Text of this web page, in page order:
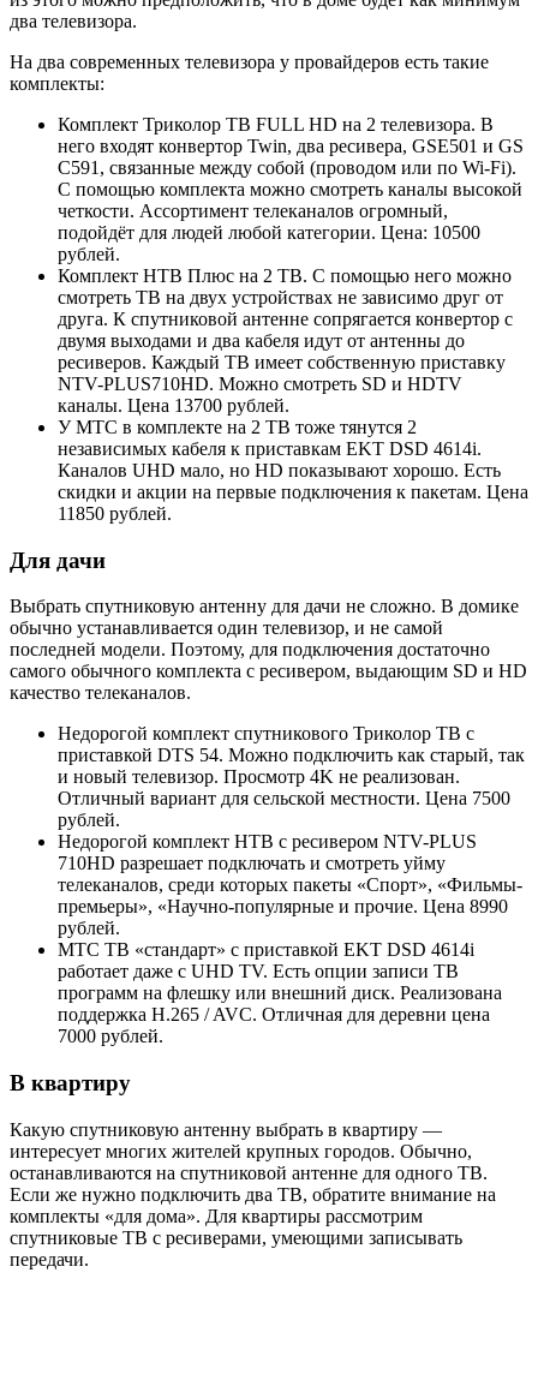
два телевизора.
На два современных телевизора у провайдеров есть такие
комплекты:
Комплект Триколор ТВ FULL HD на 2 телевизора. В
него входят конвертор Twin, два ресивера, GSE501 и GS
C591, связанные между собой (проводом или по Wi-Fi).
С помощью комплекта можно смотреть каналы высокой
четкости. Ассортимент телеканалов огромный,
подойдёт для людей любой категории. Цена: 10500
рублей.
Комплект НТВ Плюс на 2 ТВ. С помощью него можно
смотреть ТВ на двух устройствах не зависимо друг от
друга. К спутниковой антенне сопрягается конвертор с
двумя выходами и два кабеля идут от антенны до
ресиверов. Каждый ТВ имеет собственную приставку
NTV-PLUS710HD. Можно смотреть SD и HDTV
каналы. Цена 13700 рублей.
У МТС в комплекте на 2 ТВ тоже тянутся 2
независимых кабеля к приставкам EKT DSD 4614i.
Каналов UHD мало, но HD показывают хорошо. Есть
скидки и акции на первые подключения к пакетам. Цена
11850 рублей.
Для дачи
Выбрать спутниковую антенну для дачи не сложно. В домике
обычно устанавливается один телевизор, и не самой
последней модели. Поэтому, для подключения достаточно
самого обычного комплекта с ресивером, выдающим SD и HD
качество телеканалов.
Недорогой комплект спутникового Триколор ТВ с
приставкой DTS 54. Можно подключить как старый, так
и новый телевизор. Просмотр 4K не реализован.
Отличный вариант для сельской местности. Цена 7500
рублей.
Недорогой комплект НТВ с ресивером NTV-PLUS
710HD разрешает подключать и смотреть уйму
телеканалов, среди которых пакеты «Спорт», «Фильмы-
премьеры», «Научно-популярные и прочие. Цена 8990
рублей.
МТС ТВ «стандарт» с приставкой EKT DSD 4614i
работает даже с UHD TV. Есть опции записи ТВ
программ на флешку или внешний диск. Реализована
поддержка H.265 / AVC. Отличная для деревни цена
7000 рублей.
В квартиру
Какую спутниковую антенну выбрать в квартиру —
интересует многих жителей крупных городов. Обычно,
останавливаются на спутниковой антенне для одного ТВ.
Если же нужно подключить два ТВ, обратите внимание на
комплекты «для дома». Для квартиры рассмотрим
спутниковые ТВ с ресиверами, умеющими записывать
передачи.